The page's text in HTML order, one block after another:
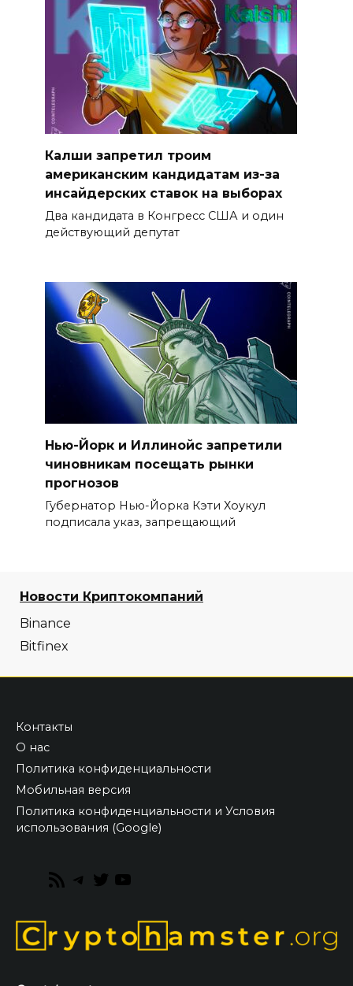
Калши запретил троим
американским кандидатам из-за
инсайдерских ставок на выборах
Два кандидата в Конгресс США и один
действующий депутат
Нью-Йорк и Иллинойс запретили
чиновникам посещать рынки
прогнозов
Губернатор Нью-Йорка Кэти Хоукул
подписала указ, запрещающий
Новости Криптокомпаний
Binance
Bitfinex
Контакты
О нас
Политика конфиденциальности
Мобильная версия
Политика конфиденциальности и Условия
использования (Google)
RSS
Telegram
Twitter